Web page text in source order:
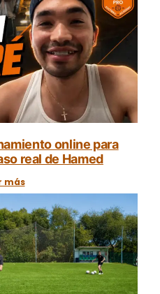
online para
real de Hamed
más